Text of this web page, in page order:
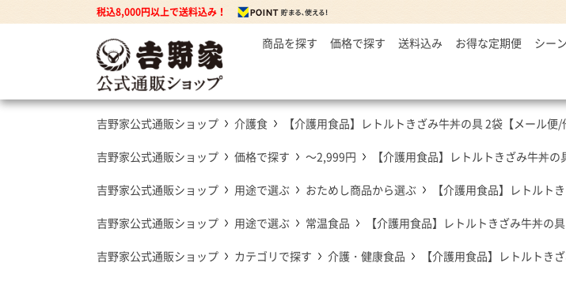
税込8,000円以上で送料込み！
商品を探す 牛丼の具 定番セット商品
牛丼の具
豚丼の具
焼鶏丼の具
牛焼肉の具
から揚げ
豚しょうが焼
牛すき
ダチョウ肉
焼サーモン
紅生
お新
キム
とろ
価格で探す
～2,999円
5,001～7,000円
7,001円～
送料込み お得な定期便 シー
初
贈
定
お
吉野家公式通販ショップ 介護食 【介護用食品】レトルトきざみ牛丼の具 2袋【メール便/
吉野家公式通販ショップ 価格で探す ～2,999円 【介護用食品】レトルトきざみ牛丼
吉野家公式通販ショップ 用途で選ぶ おためし商品から選ぶ 【介護用食品】レトルト
吉野家公式通販ショップ 用途で選ぶ 常温食品 【介護用食品】レトルトきざみ牛丼の
吉野家公式通販ショップ カテゴリで探す 介護・健康食品 【介護用食品】レトルトき